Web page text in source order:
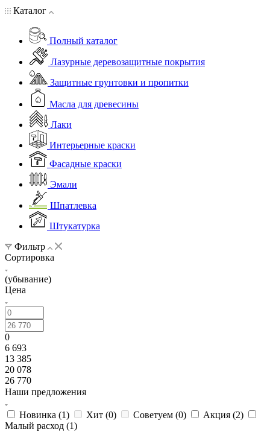
Каталог
Полный каталог
Лазурные деревозащитные покрытия
Защитные грунтовки и пропитки
Масла для древесины
Лаки
Интерьерные краски
Фасадные краски
Эмали
Шпатлевка
Штукатурка
Фильтр
Сортировка
(убывание)
Цена
0
6 693
13 385
20 078
26 770
Наши предложения
Новинка (1) Хит (0) Советуем (0) Акция (2)
Малый расход (1)